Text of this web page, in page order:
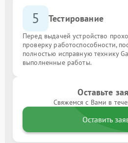
5 Тестирование
Перед выдачей устройство
проверку работоспособности,
полностью исправную технику
выполненные работы.
Оставьте
Свяжемся с Вами в
Оставить